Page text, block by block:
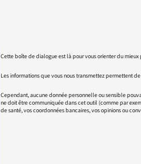
Cette boîte de dialogue est là pour vous orienter du mieux
Les informations que vous nous transmettez permettent
Cependant, aucune donnée personnelle ou sensible
ne doit être communiquée dans cet outil (comme par
de santé, vos coordonnées bancaires, vos opinions ou